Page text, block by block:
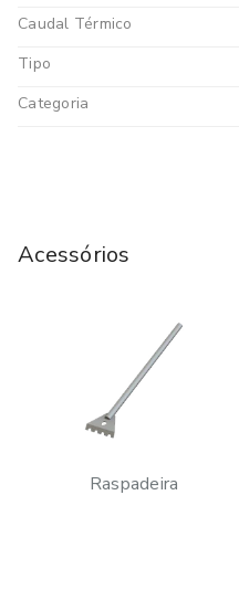
Caudal Térmico
Tipo
Categoria
Acessórios
Raspadeira